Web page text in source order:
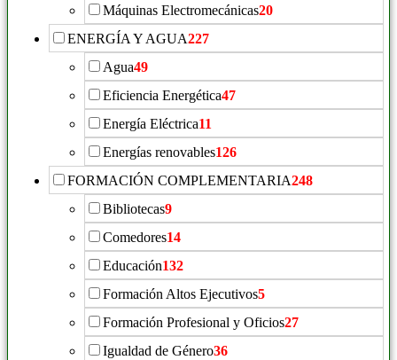
Máquinas Electromecánicas20
ENERGÍA Y AGUA227
Agua49
Eficiencia Energética47
Energía Eléctrica11
Energías renovables126
FORMACIÓN COMPLEMENTARIA248
Bibliotecas9
Comedores14
Educación132
Formación Altos Ejecutivos5
Formación Profesional y Oficios27
Igualdad de Género36